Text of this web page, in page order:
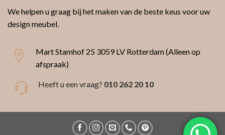
We helpen u graag bij het maken van de beste keus voor uw
design meubel.
Mart Stamhof 25 3059 LV Rotterdam (Alleen op
afspraak)
Heeft u een vraag? 010 262 20 10